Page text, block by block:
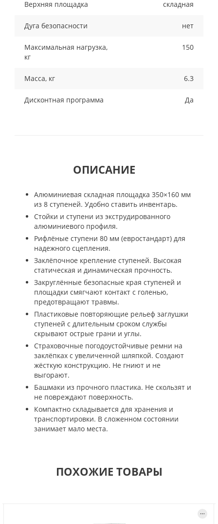
Верхняя площадка складная
Дуга безопасности нет
Максимальная нагрузка,
кг
150
Масса, кг 6.3
Дисконтная программа Да
ОПИСАНИЕ
Алюминиевая складная площадка 350×160 мм
из 8 ступеней. Удобно ставить инвентарь.
Стойки и ступени из экструдированного
алюминиевого профиля.
Рифлёные ступени 80 мм (евростандарт) для
надежного сцепления.
Заклёпочное крепление ступеней. Высокая
статическая и динамическая прочность.
Закруглённые безопасные края ступеней и
площадки смягчают контакт с голенью,
предотвращают травмы.
Пластиковые повторяющие рельеф заглушки
ступеней с длительным сроком службы
скрывают острые грани и углы.
Страховочные погодоустойчивые ремни на
заклёпках с увеличенной шляпкой. Создают
жёсткую конструкцию. Не гниют и не
выгорают.
Башмаки из прочного пластика. Не скользят и
не повреждают поверхность.
Компактно складывается для хранения и
транспортировки. В сложенном состоянии
занимает мало места.
ПОХОЖИЕ ТОВАРЫ